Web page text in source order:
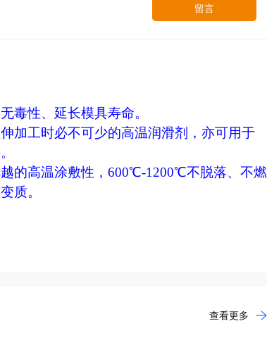
留言
毒性、延长模具寿命。
加工时必不可少的高温润滑剂，亦可用于
的高温涂敷性，600℃-1200℃不脱落、不燃
质。
查看更多